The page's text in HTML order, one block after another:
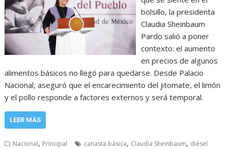
bolsillo, la presidenta
Claudia Sheinbaum
Pardo salió a poner
contexto: el aumento
en precios de algunos
alimentos básicos no llegó para quedarse. Desde Palacio
Nacional, aseguró que el encarecimiento del jitomate, el limón
y el pollo responde a factores externos y será temporal.
LEER MÁS
Nacional, Principal canasta básica, Claudia Sheinbaum, diésel